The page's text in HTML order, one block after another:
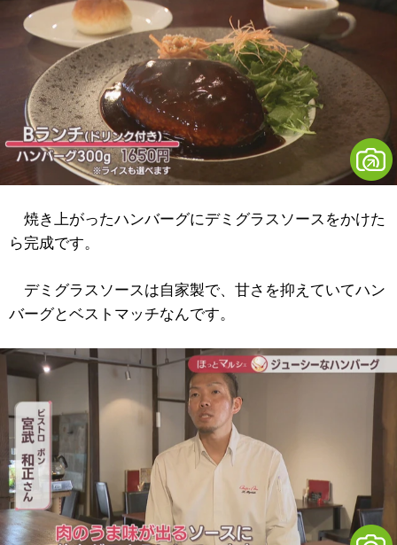
焼き上がったハンバーグにデミグラスソースをかけた
ら完成です。
デミグラスソースは自家製で、甘さを抑えていてハン
バーグとベストマッチなんです。